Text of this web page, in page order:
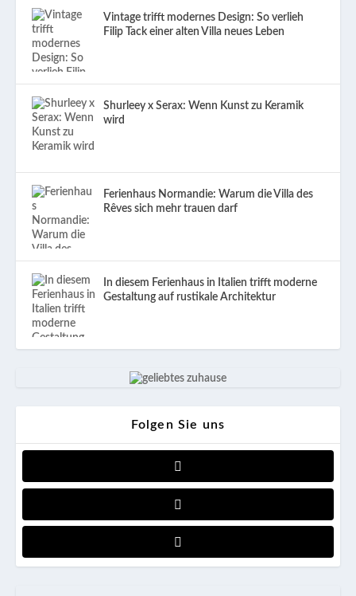
Vintage trifft modernes Design: So verlieh
Filip Tack einer alten Villa neues Leben
Shurleey x Serax: Wenn Kunst zu Keramik
wird
Ferienhaus Normandie: Warum die Villa des
Rêves sich mehr trauen darf
In diesem Ferienhaus in Italien trifft moderne
Gestaltung auf rustikale Architektur
Folgen Sie uns